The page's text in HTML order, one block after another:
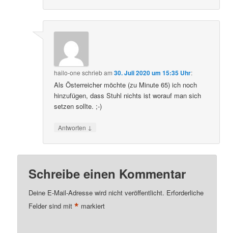
hailo-one schriebam30. Juli 2020 um 15:35 Uhr:
Als Österreicher möchte (zu Minute 65) ich noch
hinzufügen, dass Stuhl nichts ist worauf man sich
setzen sollte. ;-)
Antworten ↓
Schreibe einen Kommentar
Deine E-Mail-Adresse wird nicht veröffentlicht. Erforderliche
Felder sind mit* markiert